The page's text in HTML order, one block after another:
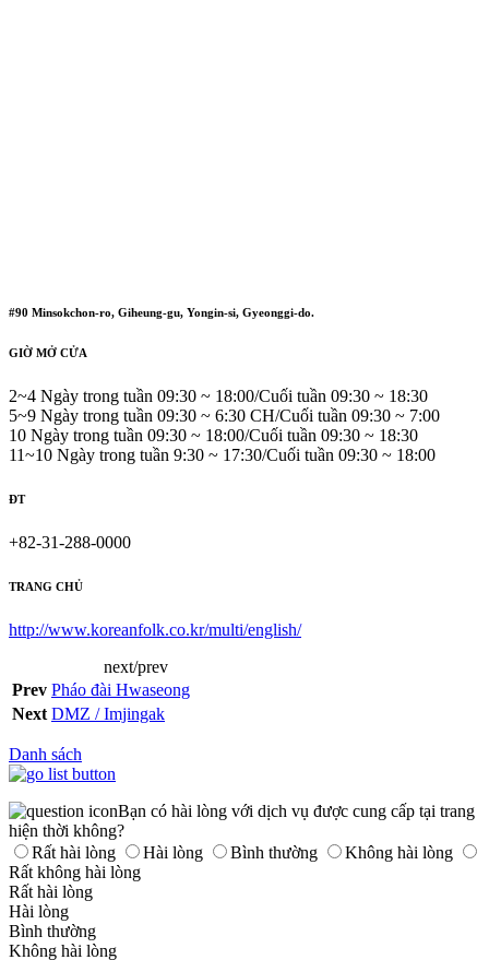
#90 Minsokchon-ro, Giheung-gu, Yongin-si, Gyeonggi-do.
GIỜ MỞ CỬA
2~4 Ngày trong tuần 09:30 ~ 18:00/Cuối tuần 09:30 ~ 18:30
5~9 Ngày trong tuần 09:30 ~ 6:30 CH/Cuối tuần 09:30 ~ 7:00
10 Ngày trong tuần 09:30 ~ 18:00/Cuối tuần 09:30 ~ 18:30
11~10 Ngày trong tuần 9:30 ~ 17:30/Cuối tuần 09:30 ~ 18:00
ĐT
+82-31-288-0000
TRANG CHỦ
http://www.koreanfolk.co.kr/multi/english/
next/prev
Prev Pháo đài Hwaseong
Next DMZ / Imjingak
Danh sách
Bạn có hài lòng với dịch vụ được cung cấp tại trang
hiện thời không?
Rất hài lòng
Hài lòng Bình thường
Không hài lòng
Rất không hài lòng
Rất hài lòng
Hài lòng
Bình thường
Không hài lòng